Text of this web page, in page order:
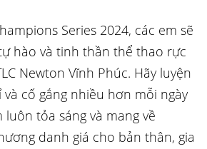
Series 2024, các em sẽ
hào và tinh thần thể thao rực
Newton Vĩnh Phúc. Hãy luyện
cố gắng nhiều hơn mỗi ngày
luôn tỏa sáng và mang về
danh giá cho bản thân, gia